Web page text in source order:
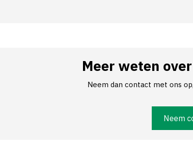
Meer weten
Neem dan contact met ons
Neem